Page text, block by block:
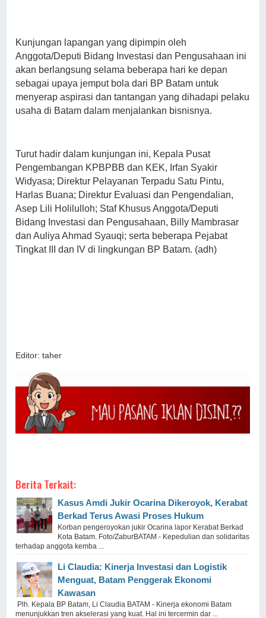
Kunjungan lapangan yang dipimpin oleh
Anggota/Deputi Bidang Investasi dan Pengusahaan ini
akan berlangsung selama beberapa hari ke depan
sebagai upaya jemput bola dari BP Batam untuk
menyerap aspirasi dan tantangan yang dihadapi pelaku
usaha di Batam dalam menjalankan bisnisnya.
Turut hadir dalam kunjungan ini, Kepala Pusat
Pengembangan KPBPBB dan KEK, Irfan Syakir
Widyasa; Direktur Pelayanan Terpadu Satu Pintu,
Harlas Buana; Direktur Evaluasi dan Pengendalian,
Asep Lili Holilulloh; Staf Khusus Anggota/Deputi
Bidang Investasi dan Pengusahaan, Billy Mambrasar
dan Auliya Ahmad Syauqi; serta beberapa Pejabat
Tingkat III dan IV di lingkungan BP Batam. (adh)
Editor: taher
Berita Terkait:
Kasus Amdi Jukir Ocarina Dikeroyok, Kerabat
Berkad Terus Awasi Proses Hukum
Korban pengeroyokan jukir Ocarina lapor Kerabat Berkad
Kota Batam. Foto/ZaburBATAM - Kepedulian dan solidaritas
terhadap anggota kemba ...
Li Claudia: Kinerja Investasi dan Logistik
Menguat, Batam Penggerak Ekonomi
Kawasan
Plh. Kepala BP Batam, Li Claudia BATAM - Kinerja ekonomi Batam
menunjukkan tren akselerasi yang kuat. Hal ini tercermin dar ...